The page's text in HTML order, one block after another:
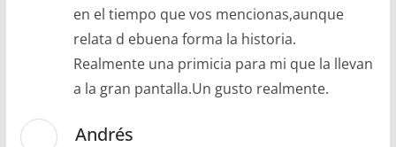
en el tiempo que vos mencionas,aunque
relata d ebuena forma la historia.
Realmente una primicia para mi que la llevan
a la gran pantalla.Un gusto realmente.
Andrés